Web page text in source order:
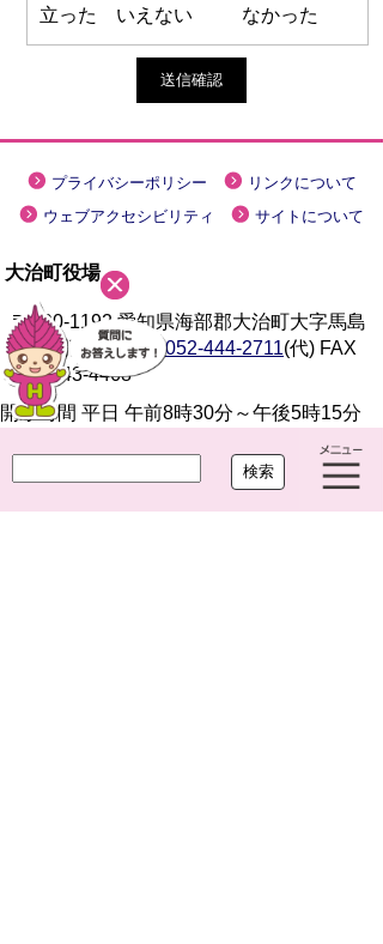
立った
いえない
なかった
プライバシーポリシー
リンクについて
ウェブアクセシビリティ
サイトについて
大治町役場
〒490-1192 愛知県海部郡大治町大字馬島
字大門西 1-1 TEL052-444-2711(代) FAX
052-443-4468
開庁時間 平日 午前8時30分～午後5時15分
法人番号 7000020234249